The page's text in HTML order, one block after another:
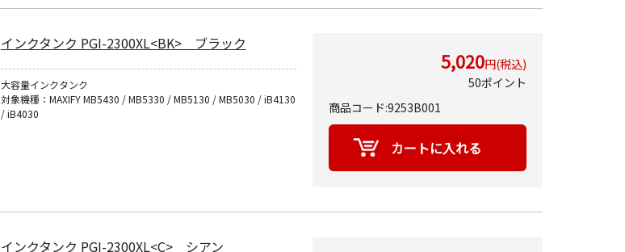
インクタンク PGI-2300XL<BK> ブラック
大容量インクタンク
対象機種：MAXIFY MB5430 / MB5330 / MB5130 / MB5030 / iB4130
/ iB4030
5,020円(税込)
50ポイント
商品コード:9253B001
インクタンク PGI-2300XL<C> シアン